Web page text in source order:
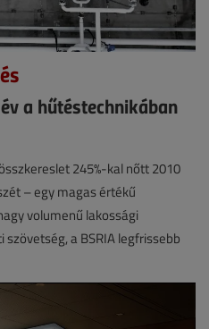
a hűtéstechnikában
245%-kal nőtt 2010
– egy magas értékű
volumenű lakossági
a BSRIA legfrissebb